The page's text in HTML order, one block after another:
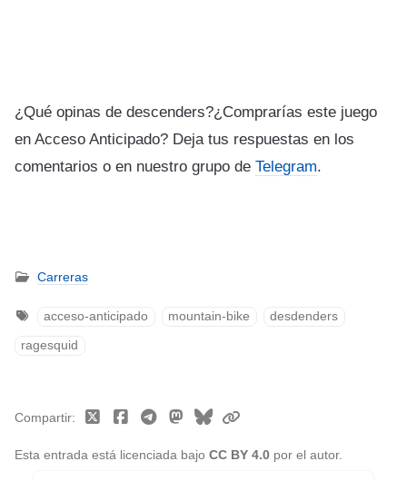
¿Qué opinas de descenders?¿Comprarías este juego
en Acceso Anticipado? Deja tus respuestas en los
comentarios o en nuestro grupo de Telegram.
Carreras
acceso-anticipado mountain-bike desdenders
ragesquid
Esta entrada está licenciada bajo CC BY 4.0 por el autor.
Compartir